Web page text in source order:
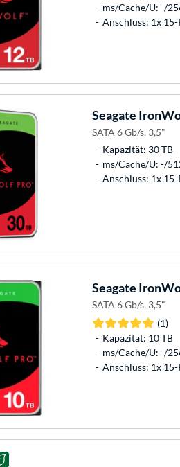
ms/Cache/U: -/
Anschluss: 1x
Seagate
SATA 6 Gb/s, 3,5"
Kapazität: 30 TB
ms/Cache/U: -/
Anschluss: 1x
Seagate
SATA 6 Gb/s, 3,5"
(1)
Kapazität: 10 TB
ms/Cache/U: -/
Anschluss: 1x